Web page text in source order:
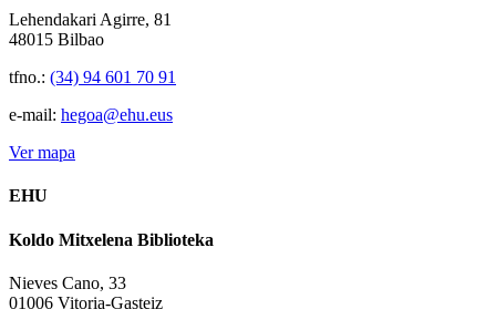
Lehendakari Agirre, 81
48015 Bilbao
tfno.: (34) 94 601 70 91
e-mail: hegoa@ehu.eus
Ver mapa
EHU
Koldo Mitxelena Biblioteka
Nieves Cano, 33
01006 Vitoria-Gasteiz